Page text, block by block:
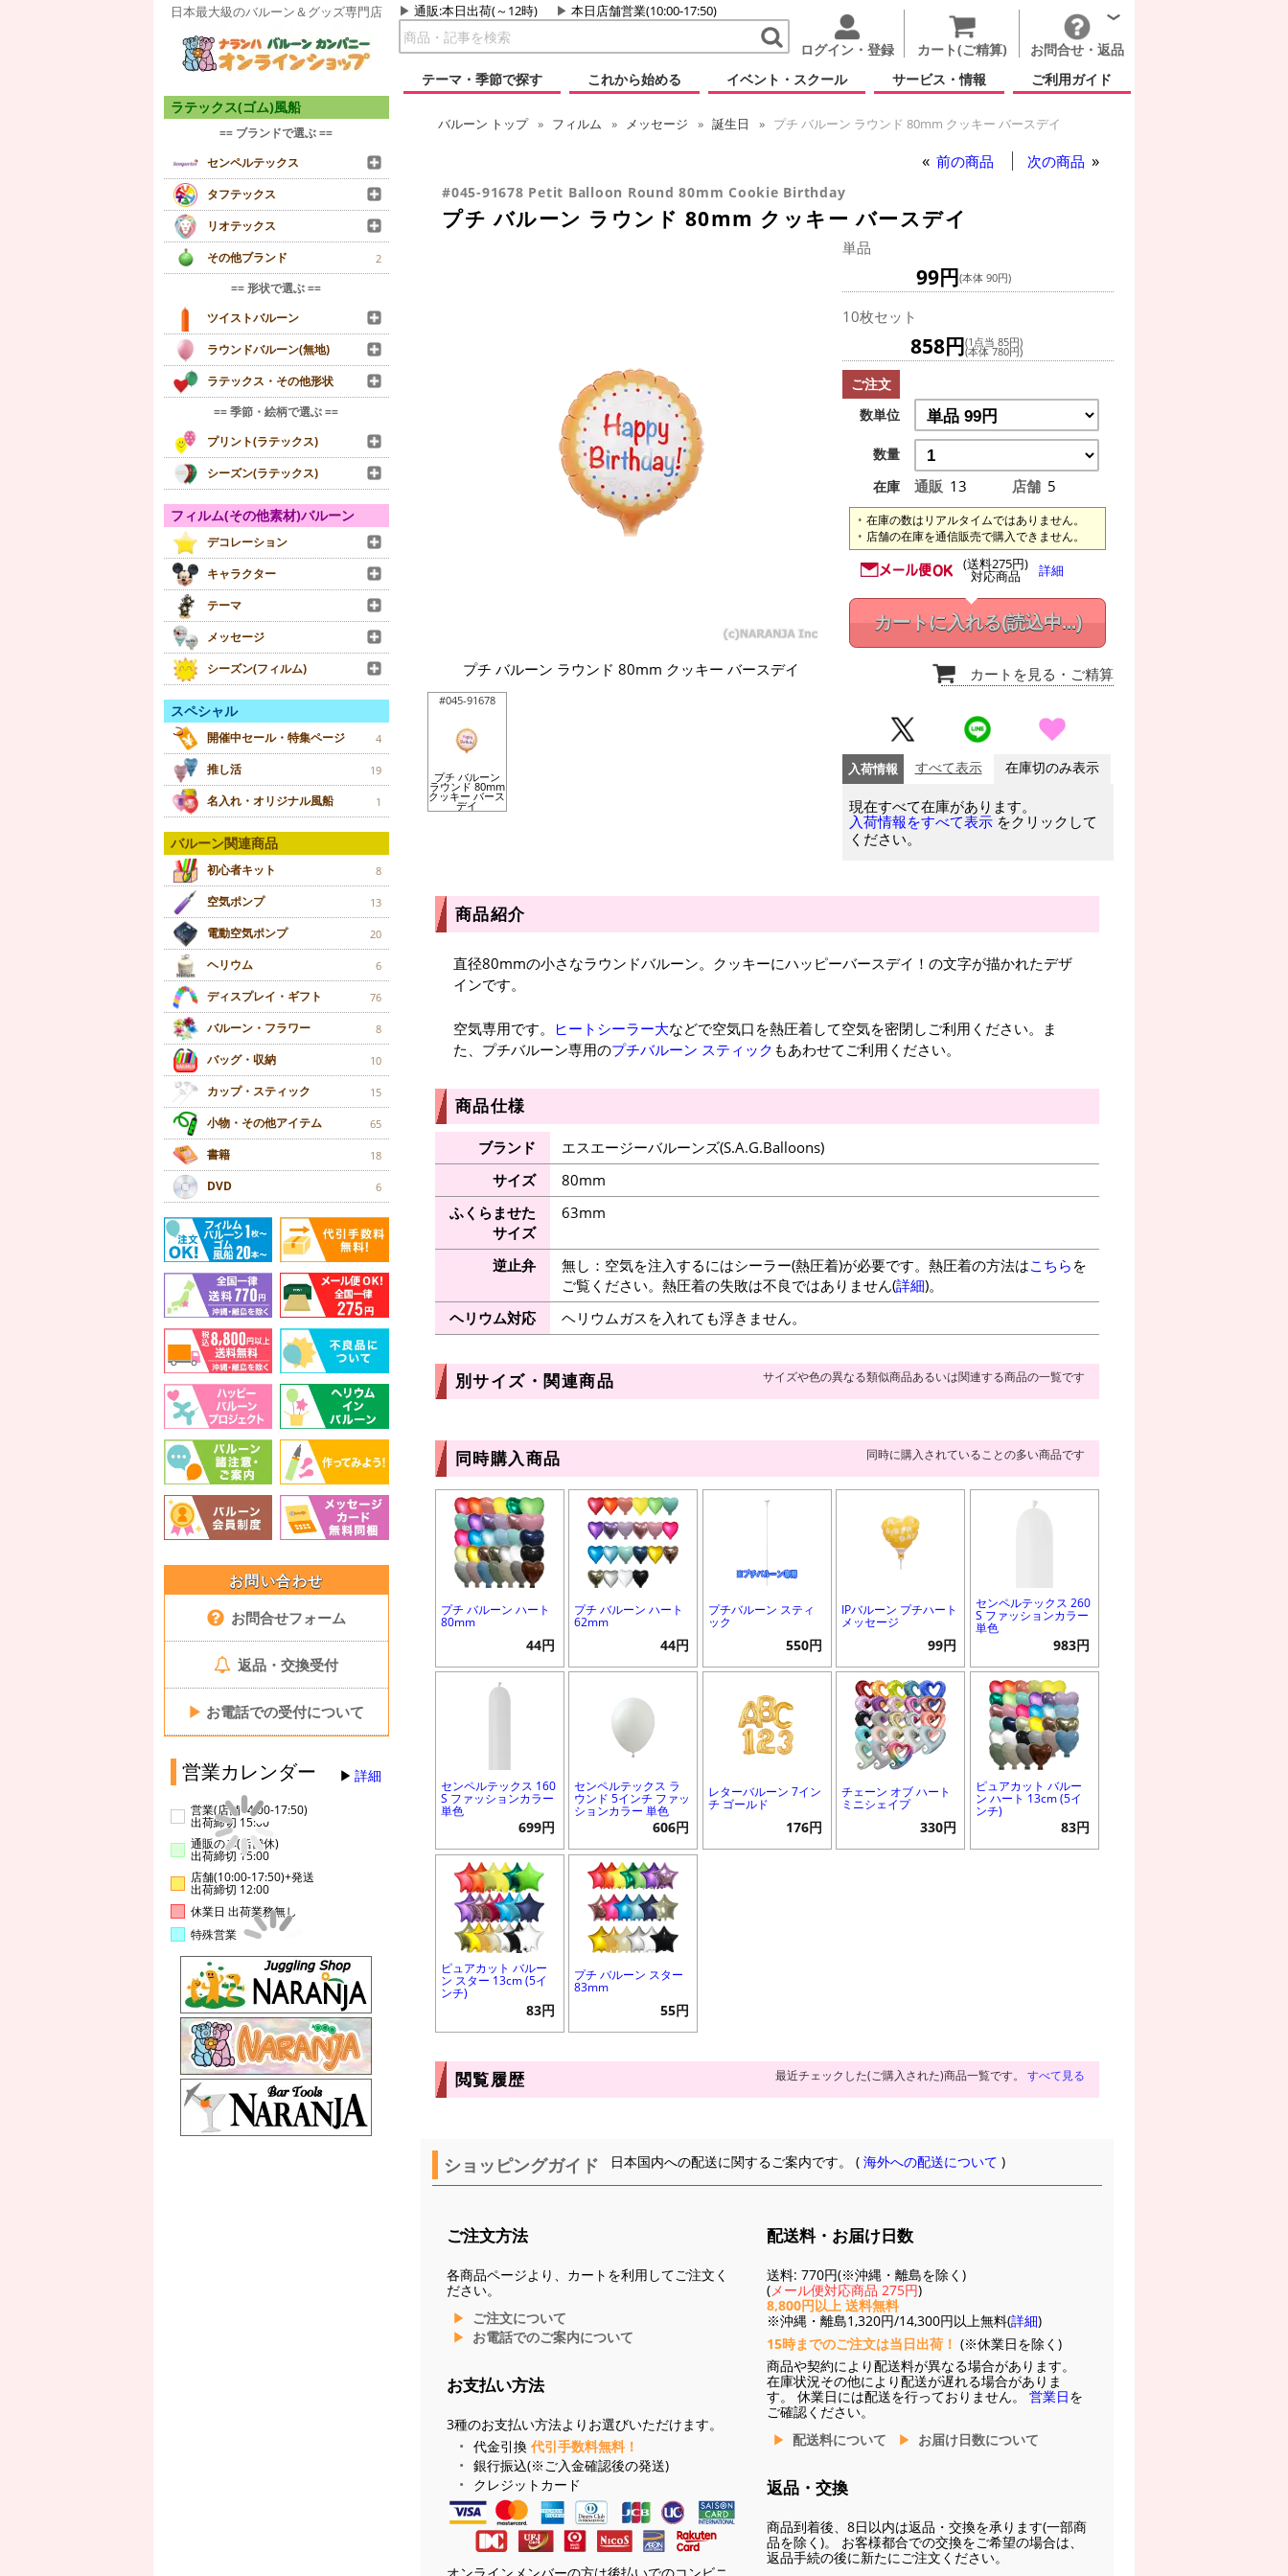
日本最大級のバルーン＆グッズ専門店 通販:本日出荷(～12時) 本日店舗営業(10:00-17:50)
ログイン・登録 カート(ご精算)
お問合せ・返品
テーマ・季節で探す
これから始める イベント・スクール サービス・情報 ご利用ガイド
ラテックス(ゴム)風船
== ブランドで選ぶ ==
センペルテックス
タフテックス
リオテックス
その他ブランド
2
== 形状で選ぶ ==
ツイストバルーン
ラウンドバルーン(無地)
ラテックス・その他形状
== 季節・絵柄で選ぶ ==
プリント(ラテックス)
シーズン(ラテックス)
フィルム(その他素材)バルーン
デコレーション
キャラクター
テーマ
メッセージ
シーズン(フィルム)
スペシャル
開催中セール・特集ページ 4
推し活 19
名入れ・オリジナル風船 1
バルーン関連商品
初心者キット 8
空気ポンプ 13
電動空気ポンプ 20
ヘリウム 6
ディスプレイ・ギフト 76
バルーン・フラワー 8
バッグ・収納 10
カップ・スティック 15
小物・その他アイテム 65
書籍 18
DVD 6
お問い合わせ
お問合せフォーム
返品・交換受付
▶ お電話での受付について
営業カレンダー 詳細
営業(店舗14:00-17:50)
出荷締切 15:00
通販のみ(店舗休)
出荷締切 15:00
店舗(10:00-17:50)+発送
出荷締切 12:00
休業日 出荷業務無し
特殊営業
バルーン トップ フィルム メッセージ 誕生日 プチ バルーン ラウンド 80mm クッキー バースデイ
前の商品 次の商品
#045-91678 Petit Balloon Round 80mm Cookie Birthday
プチ バルーン ラウンド 80mm クッキー バースデイ
プチ バルーン ラウンド 80mm クッキー バースデイ
#045-91678
プチ バルーン
ラウンド 80mm
クッキー バース
デイ
単品
99円(本体 90円)
10枚セット
858円(1点当 85円)
(本体 780円)
ご注文
数単位
数量
在庫
通販 13 店舗 5
在庫の数はリアルタイムではありません。
店舗の在庫を通信販売で購入できません。
(送料275円)
対応商品 詳細
カートに入れる(読込中...)
カートを見る ・ご精算
入荷情報 すべて表示 在庫切のみ表示
現在すべて在庫があります。
入荷情報をすべて表示 をクリックして
ください。
商品紹介
直径80mmの小さなラウンドバルーン。クッキーにハッピーバースデイ！の文字が描かれたデザ
インです。
空気専用です。 ヒートシーラー大などで空気口を熱圧着して空気を密閉しご利用ください。ま
た、プチバルーン専用のプチバルーン スティック もあわせてご利用ください。
商品仕様
ブランド
エスエージーバルーンズ(S.A.G.Balloons)
サイズ
80mm
ふくらませた
サイズ
63mm
逆止弁 無し：空気を注入するにはシーラー(熱圧着)が必要です。熱圧着の方法はこちら を
ご覧ください。熱圧着の失敗は不良ではありません(詳細)。
ヘリウム対応
ヘリウムガスを入れても浮きません。
別サイズ・関連商品 サイズや色の異なる類似商品あるいは関連する商品の一覧です
同時購入商品 同時に購入されていることの多い商品です
プチ バルーン ハート
80mm
44円
プチ バルーン ハート
62mm
44円
プチバルーン スティ
ック
550円
IPバルーン プチハート
メッセージ
99円
センペルテックス 260
S ファッションカラー
単色
983円
センペルテックス 160
S ファッションカラー
単色
699円
センペルテックス ラ
ウンド 5インチ ファッ
ションカラー 単色
606円
レターバルーン 7イン
チ ゴールド
176円
チェーン オブ ハート
ミニシェイプ
330円
ピュアカット バルー
ン ハート 13cm (5イ
ンチ)
83円
ピュアカット バルー
ン スター 13cm (5イ
ンチ)
83円
プチ バルーン スター
83mm
55円
閲覧履歴 最近チェックした(ご購入された)商品一覧です。 すべて見る
ショッピングガイド 日本国内への配送に関するご案内です。 (海外への配送について )
ご注文方法
各商品ページより、カートを利用してご注文く
ださい。
ご注文について
お電話でのご案内について
お支払い方法
3種のお支払い方法よりお選びいただけます。
代金引換 代引手数料無料！
銀行振込(※ご入金確認後の発送)
クレジットカード
配送料・お届け日数
送料: 770円(※沖縄・離島を除く)
(メール便対応商品 275円)
8,800円以上 送料無料
※沖縄・離島1,320円/14,300円以上無料(詳細)
15時までのご注文は当日出荷！ (※休業日を除く)
商品や契約により配送料が異なる場合があります。
在庫状況その他により配送が遅れる場合がありま
す。 休業日には配送を行っておりません。 営業日を
ご確認ください。
配送料について
お届け日数について
返品・交換
商品到着後、8日以内は返品・交換を承ります(一部商
品を除く)。 お客様都合での交換をご希望の場合は、
返品手続の後に新たにご注文ください。